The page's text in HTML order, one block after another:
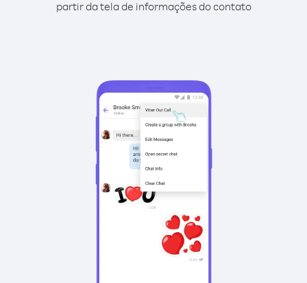
partir da tela de informações do contato